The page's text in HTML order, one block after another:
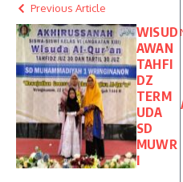
Previous Article
WISUD
AWAN
TAHFI
DZ
TERM
UDA
SD
MUWR
I